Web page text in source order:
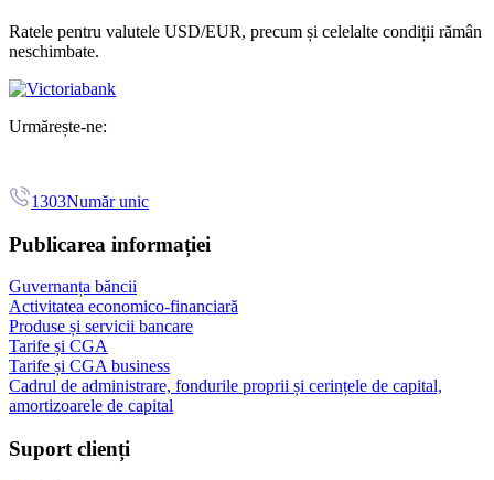
Ratele pentru valutele USD/EUR, precum și celelalte condiții rămân
neschimbate.
Urmărește-ne:
1303Număr unic
Publicarea informației
Guvernanța băncii
Activitatea economico-financiară
Produse și servicii bancare
Tarife și CGA
Tarife și CGA business
Cadrul de administrare, fondurile proprii și cerințele de capital,
amortizoarele de capital
Suport clienți